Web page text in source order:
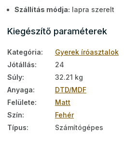
Szállítás módja: lapra szerelt
Kiegészítő paraméterek
Kategória:
Gyerek íróasztalok
Jótállás:
24
Súly:
32.21 kg
Anyaga:
DTD/MDF
Felülete:
Matt
Szín:
Fehér
Típus: Számítógépes